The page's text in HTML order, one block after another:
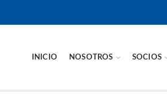
INICIO NOSOTROS SOCIOS